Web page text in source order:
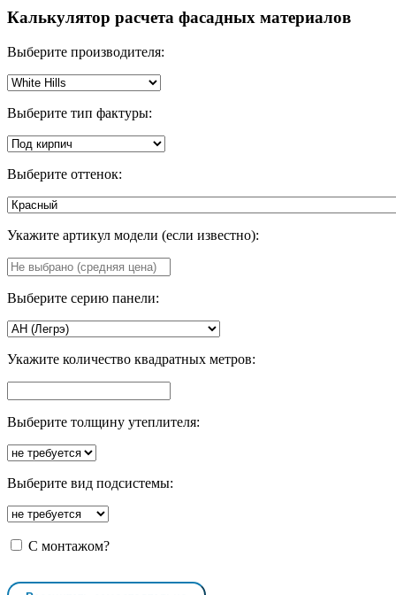
Калькулятор расчета фасадных материалов
Выберите производителя:
Выберите тип фактуры:
Выберите оттенок:
Укажите артикул модели (если известно):
Выберите серию панели:
Укажите количество квадратных метров:
Выберите толщину утеплителя:
Выберите вид подсистемы:
С монтажом?